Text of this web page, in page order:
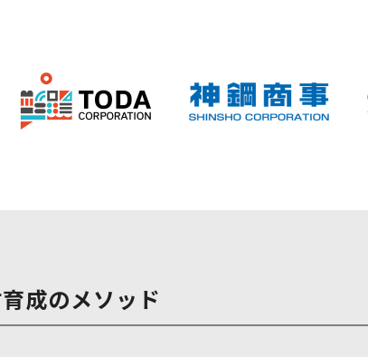
成のメソッド